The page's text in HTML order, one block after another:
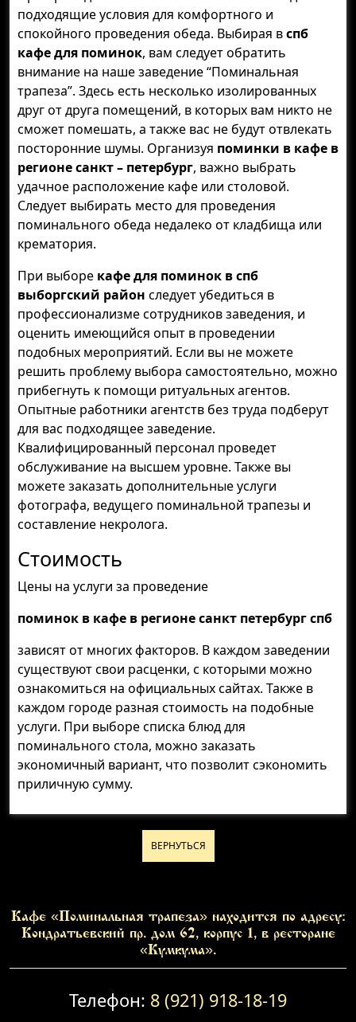
подходящие условия для комфортного и
спокойного проведения обеда. Выбирая вспб
кафе для поминок, вам следует обратить
внимание на наше заведение “Поминальная
трапеза”. Здесь есть несколько изолированных
друг от друга помещений, в которых вам никто не
сможет помешать, а также вас не будут отвлекать
посторонние шумы. Организуя поминки в кафе в
регионе санкт – петербург, важно выбрать
удачное расположение кафе или столовой.
Следует выбирать место для проведения
поминального обеда недалеко от кладбища или
крематория.
При выборе кафе для поминок в спб
выборгский район следует убедиться в
профессионализме сотрудников заведения, и
оценить имеющийся опыт в проведении
подобных мероприятий. Если вы не можете
решить проблему выбора самостоятельно, можно
прибегнуть к помощи ритуальных агентов.
Опытные работники агентств без труда подберут
для вас подходящее заведение.
Квалифицированный персонал проведет
обслуживание на высшем уровне. Также вы
можете заказать дополнительные услуги
фотографа, ведущего поминальной трапезы и
составление некролога.
Стоимость
Цены на услуги за проведение
поминок в кафе в регионе санкт петербург спб
зависят от многих факторов. В каждом заведении
существуют свои расценки, с которыми можно
ознакомиться на официальных сайтах. Также в
каждом городе разная стоимость на подобные
услуги. При выборе списка блюд для
поминального стола, можно заказать
экономичный вариант, что позволит сэкономить
приличную сумму.
ВЕРНУТЬСЯ
Кафе «Поминальная трапеза» находится по адресу:
Кондратьевский пр. дом 62, корпус 1, в ресторане
«Кумкума».
Телефон: 8 (921) 918-18-19